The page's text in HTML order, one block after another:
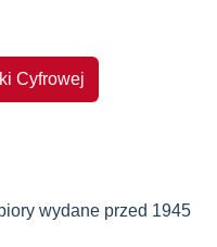
Cyfrowej
wydane przed 1945